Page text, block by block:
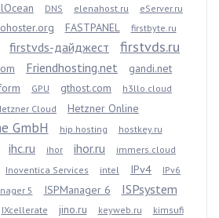
DNS elenahost.ru
eServer.ru
FASTPANEL
firstbyte.ru
firstvds-дайджест firstvds.ru
Friendhosting.net
gandi.net
GPU gthost.com h3llo.cloud
Cloud Hetzner Online
GmbH hip.hosting
hostkey.ru
ihc.ru ihor ihor.ru immers.cloud
Inoventica Services intel IPv4 IPv6
5 ISPManager 6 ISPsystem
IXcellerate jino.ru keyweb.ru
kimsufi